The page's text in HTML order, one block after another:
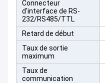
Connecteur
d'interface de RS-
232/RS485/TTL
Retard de début
Taux de sortie
maximum
Taux de
communication